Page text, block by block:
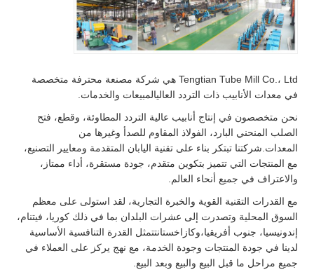
Tengtian Tube Mill Co.، Ltd هي شركة مصنعة محترفة متخصصة
في معدات الأنابيب ذات التردد العاليالمبيعات والخدمات.
نحن متخصصون في إنتاج أنابيب عالية التردد المطاوئة، وقطع، فتح
الصلب المنحني البارد، الفولاذ المقاوم للصدأ وغيرها من
المعدات.شركتنا تبتكر بناء على تقنية اليابان المتقدمة ومعايير التصنيع،
مع المنتجات التي تتميز بتكوين متقدم، جودة مستقرة، أداء ممتاز،
والاعتراف في جميع أنحاء العالم.
مع القدرات التقنية القوية والخبرة التجارية، لقد استولى على معظم
السوق المحلية وتصدرت إلى عشرات البلدان بما في ذلك كوريا، فيتنام،
إندونيسيا، جنوب أفريقيا،وكازاخستانتتمثل القدرة التنافسية الأساسية
لدينا في جودة المنتجات وجودة الخدمة، مع نهج يركز على العملاء في
جميع مراحل ما قبل البيع والبيع وبعد البيع.